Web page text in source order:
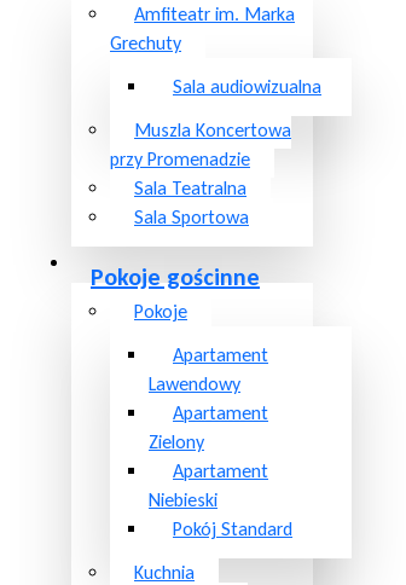
Amfiteatr im. Marka
Grechuty
Sala audiowizualna
Muszla Koncertowa
przy Promenadzie
Sala Teatralna
Sala Sportowa
Pokoje gościnne
Pokoje
Apartament
Lawendowy
Apartament
Zielony
Apartament
Niebieski
Pokój Standard
Kuchnia